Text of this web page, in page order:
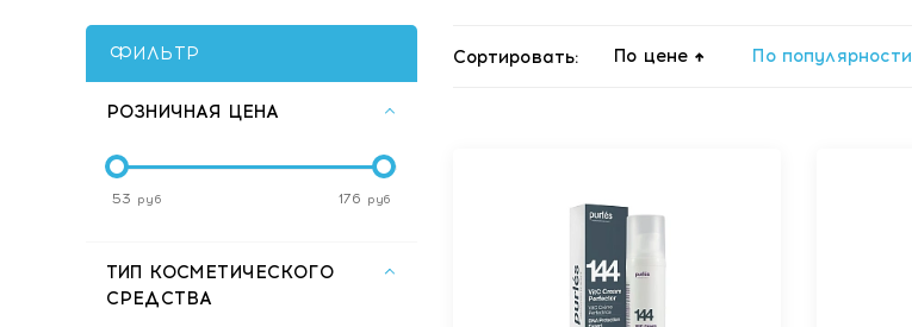
ФИЛЬТР
РОЗНИЧНАЯ ЦЕНА
53 руб 176 руб
ТИП КОСМЕТИЧЕСКОГО
СРЕДСТВА
Сортировать: По цене По популярности